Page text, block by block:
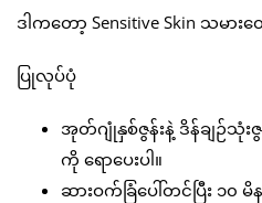
ဒါကတော့ Sensitive Skin သ
ပြုလုပ်ပုံ
အုတ်ဂျုံနှစ်ဇွန်းနဲ့ ဒိန်ချဉ်သုံ
ကို ရောပေးပါ။
ဆားဝက်ခြံပေါ်တင်ပြီး ၁၀ မိ